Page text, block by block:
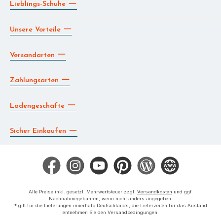
Lieblings-Schuhe
Unsere Vorteile
Versandarten
Zahlungsarten
Ladengeschäfte
Sicher Einkaufen
Facebook Instagram YouTube Pinterest Blog Die BERG App
Alle Preise inkl. gesetzl. Mehrwertsteuer zzgl. Versandkosten und ggf.
Nachnahmegebühren, wenn nicht anders angegeben.
* gilt für die Lieferungen innerhalb Deutschlands, die Lieferzeiten für das Ausland
entnehmen Sie den Versandbedingungen.